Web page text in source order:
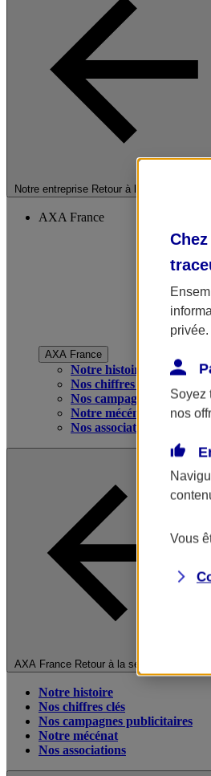
Notre entreprise Retour à la section
AXA France
AXA France
Notre histoire
Nos chiffres clés
Nos campagnes
Notre mécénat
Nos associations
AXA France Retour à la section précédente
Notre histoire
Nos chiffres clés
Nos campagnes publicitaires
Notre mécénat
Nos associations
privée.
Soyez
nos
Vous